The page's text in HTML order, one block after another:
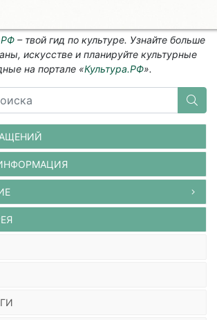
– твой гид по культуре. Узнайте больше
искусстве и планируйте культурные
на портале «Культура.РФ».